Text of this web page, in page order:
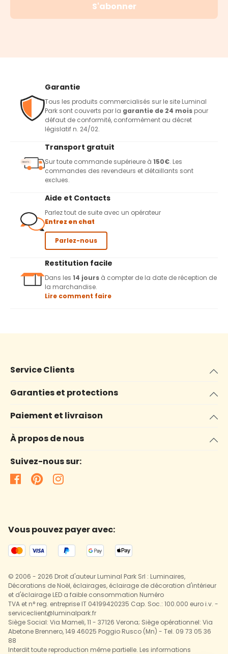
S'abonner
Garantie
Tous les produits commercialisés sur le site Luminal
Park sont couverts par la garantie de 24 mois pour
défaut de conformité, conformément au décret
législatif n. 24/02.
Transport gratuit
Sur toute commande supérieure à 150€. Les
commandes des revendeurs et détaillants sont
exclues.
Aide et Contacts
Parlez tout de suite avec un opérateur
Entrez en chat
Parlez-nous
Restitution facile
Dans les 14 jours à compter de la date de réception de
la marchandise.
Lire comment faire
Service Clients
Garanties et protections
Paiement et livraison
À propos de nous
Suivez-nous sur:
Vous pouvez payer avec:
© 2006 - 2026 Droit d'auteur Luminal Park Srl : Luminaires,
Décorations de Noël, éclairages, éclairage de décoration d'intérieur
et d'éclairage LED a faible consommation Numéro
TVA et n° reg. entreprise IT 04199420235 Cap. Soc.: 100.000 euro i.v. -
serviceclient@luminalpark.fr
Siège Social: Via Mameli, 11 - 37126 Verona; Siège opérationnel: Via
Abetone Brennero, 149 46025 Poggio Rusco (Mn) - Tel. 09 73 05 36
88
Interdit toute reproduction même partielle. Les informations